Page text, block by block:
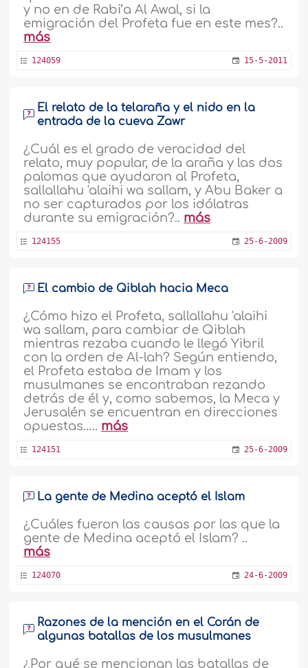
y no en de Rabi’a Al Awal, si la
emigración del Profeta fue en este mes?..
más
124059 15-5-2011
El relato de la telaraña y el nido en la
entrada de la cueva Zawr
¿Cuál es el grado de veracidad del
relato, muy popular, de la araña y las dos
palomas que ayudaron al Profeta,
sallallahu 'alaihi wa sallam, y Abu Baker a
no ser capturados por los idólatras
durante su emigración?.. más
124155 25-6-2009
El cambio de Qiblah hacia Meca
¿Cómo hizo el Profeta, sallallahu 'alaihi
wa sallam, para cambiar de Qiblah
mientras rezaba cuando le llegó Yibril
con la orden de Al-lah? Según entiendo,
el Profeta estaba de Imam y los
musulmanes se encontraban rezando
detrás de él y, como sabemos, la Meca y
Jerusalén se encuentran en direcciones
opuestas….. más
124151 25-6-2009
La gente de Medina aceptó el Islam
¿Cuáles fueron las causas por las que la
gente de Medina aceptó el Islam? ..
más
124070 24-6-2009
Razones de la mención en el Corán de
algunas batallas de los musulmanes
¿Por qué se mencionan las batallas de